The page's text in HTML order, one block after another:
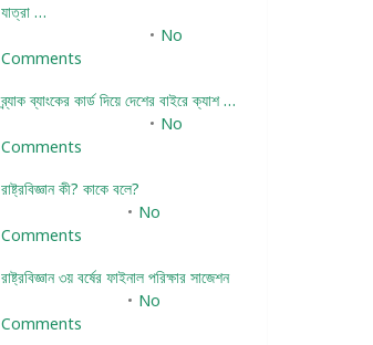
যাত্রা …
No
Comments
ব্র্যাক ব্যাংকের কার্ড দিয়ে দেশের বাইরে ক্যাশ …
No
Comments
রাষ্ট্রবিজ্ঞান কী? কাকে বলে?
No
Comments
রাষ্ট্রবিজ্ঞান ৩য় বর্ষের ফাইনাল পরিক্ষার সাজেশন
No
Comments